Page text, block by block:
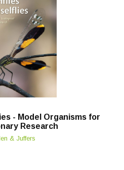
- Model Organisms for
Research
& Juffers